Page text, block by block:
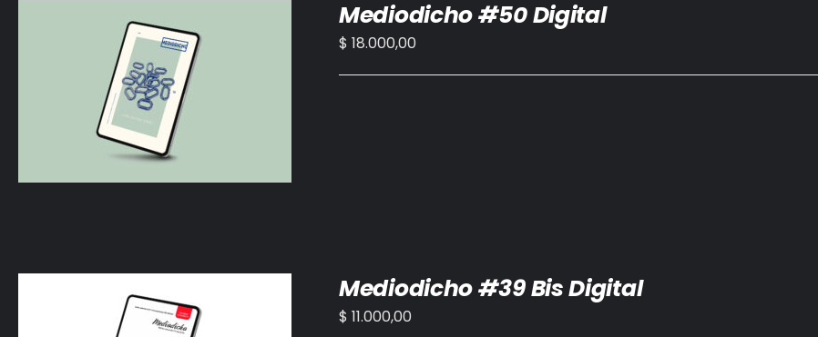
AÑADIR AL CARRITO /
Mediodicho #50 Digital
$ 18.000,00
Mediodicho #39 Bis Digital
$ 11.000,00